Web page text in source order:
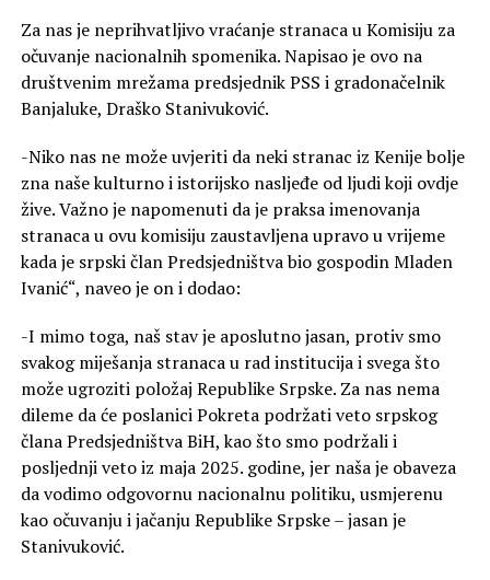
Za nas je neprihvatljivo vraćanje stranaca u Komisiju za
očuvanje nacionalnih spomenika. Napisao je ovo na
društvenim mrežama predsjednik PSS i gradonačelnik
Banjaluke, Draško Stanivuković.
-Niko nas ne može uvjeriti da neki stranac iz Kenije bolje
zna naše kulturno i istorijsko nasljeđe od ljudi koji ovdje
žive. Važno je napomenuti da je praksa imenovanja
stranaca u ovu komisiju zaustavljena upravo u vrijeme
kada je srpski član Predsjedništva bio gospodin Mladen
Ivanić“, naveo je on i dodao:
-I mimo toga, naš stav je aposlutno jasan, protiv smo
svakog miješanja stranaca u rad institucija i svega što
može ugroziti položaj Republike Srpske. Za nas nema
dileme da će poslanici Pokreta podržati veto srpskog
člana Predsjedništva BiH, kao što smo podržali i
posljednji veto iz maja 2025. godine, jer naša je obaveza
da vodimo odgovornu nacionalnu politiku, usmjerenu
kao očuvanju i jačanju Republike Srpske – jasan je
Stanivuković.